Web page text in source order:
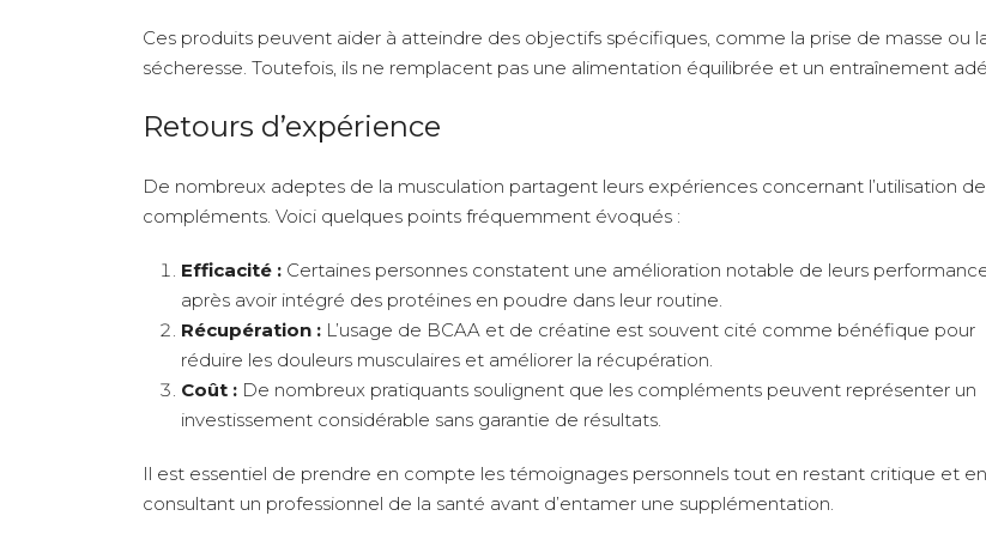
Ces produits peuvent aider à atteindre des objectifs spécifiques, comme la prise de masse ou
sécheresse. Toutefois, ils ne remplacent pas une alimentation équilibrée et un entraînement
Retours d’expérience
De nombreux adeptes de la musculation partagent leurs expériences concernant l’utilisation de
compléments. Voici quelques points fréquemment évoqués :
Efficacité : Certaines personnes constatent une amélioration notable de leurs
après avoir intégré des protéines en poudre dans leur routine.
Récupération : L’usage de BCAA et de créatine est souvent cité comme bénéfique pour
réduire les douleurs musculaires et améliorer la récupération.
Coût : De nombreux pratiquants soulignent que les compléments peuvent représenter un
investissement considérable sans garantie de résultats.
Il est essentiel de prendre en compte les témoignages personnels tout en restant critique et en
consultant un professionnel de la santé avant d’entamer une supplémentation.